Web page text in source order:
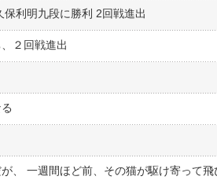
保利明九段に勝利 2回戦進出
２回戦進出